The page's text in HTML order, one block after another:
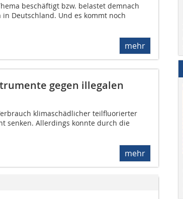
beschäftigt bzw. belastet demnach
Deutschland. Und es kommt noch
mehr
gegen illegalen
klimaschädlicher teilfluorierter
senken. Allerdings konnte durch die
mehr